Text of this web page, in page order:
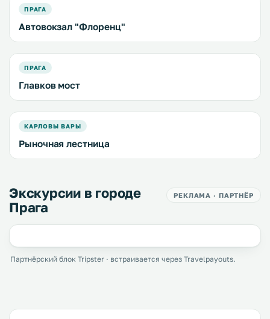
ПРАГА
Автовокзал "Флоренц"
ПРАГА
Главков мост
КАРЛОВЫ ВАРЫ
Рыночная лестница
Экскурсии в городе
Прага
РЕКЛАМА · ПАРТНЁР
Партнёрский блок Tripster · встраивается через Travelpayouts.